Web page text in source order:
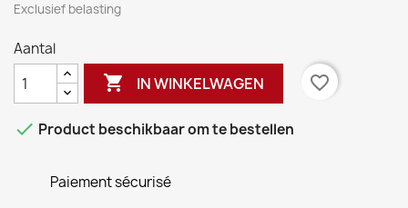
Exclusief belasting
Aantal
 IN WINKELWAGEN favorite_border
 Product beschikbaar om te bestellen
Paiement sécurisé